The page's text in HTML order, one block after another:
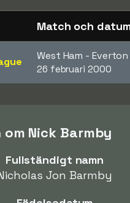
Match och
West Ham - Everton
26 februari 2000
Nick Barmby
Fullständigt namn
Jon Barmby